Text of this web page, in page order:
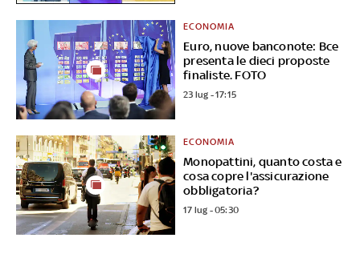
Euro, nuove banconote: Bce
presenta le dieci proposte
finaliste. FOTO
ECONOMIA
23 lug - 17:15
Monopattini, quanto costa e
cosa copre l'assicurazione
obbligatoria?
ECONOMIA
17 lug - 05:30